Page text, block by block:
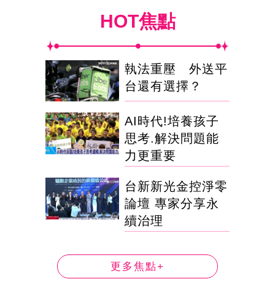
HOT焦點
執法重壓 外送平
台還有選擇？
AI時代!培養孩子
思考.解決問題能
力更重要
台新新光金控淨零
論壇 專家分享永
續治理
更多焦點+